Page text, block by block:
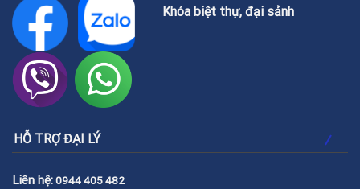
Khóa biệt thự, đại sảnh
HỖ TRỢ ĐẠI LÝ
Liên hệ:0944 405 482